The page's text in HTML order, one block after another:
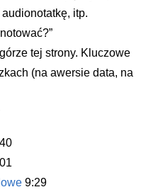
itp.
tej strony. Kluczowe
(na awersie data, na
9:29